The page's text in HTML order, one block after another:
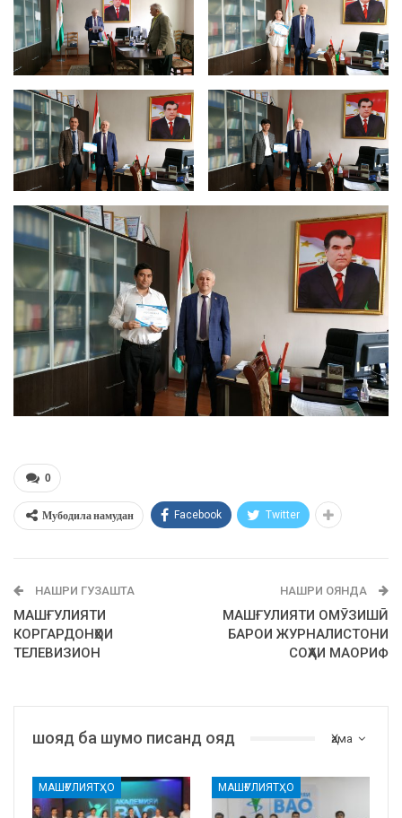
0
Мубодила намудан Facebook Twitter
НАШРИ ГУЗАШТА
МАШҒУЛИЯТИ
КОРГАРДОНҲОИ
ТЕЛЕВИЗИОН
НАШРИ ОЯНДА
МАШҒУЛИЯТИ ОМӮЗИШӢ
БАРОИ ЖУРНАЛИСТОНИ
СОҲАИ МАОРИФ
Ҳама
шояд ба шумо писанд ояд
МАШҒУЛИЯТҲО МАШҒУЛИЯТҲО